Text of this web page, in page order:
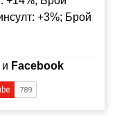
+3%; Брой
Facebook